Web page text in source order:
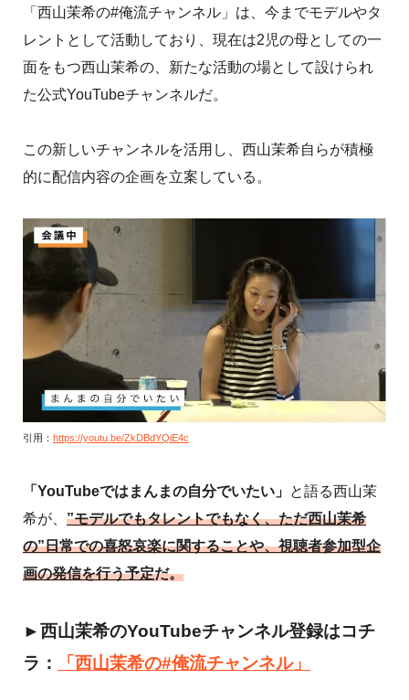
「西山茉希の#俺流チャンネル」は、今までモデルやタ
レントとして活動しており、現在は2児の母としての一
面をもつ西山茉希の、新たな活動の場として設けられ
た公式YouTubeチャンネルだ。
この新しいチャンネルを活用し、西山茉希自らが積極
的に配信内容の企画を立案している。
引用： https://youtu.be/ZkDBdYQiE4c
「YouTubeではまんまの自分でいたい」 と語る西山茉
希が、 ”モデルでもタレントでもなく、ただ西山茉希
の”日常での喜怒哀楽に関することや、視聴者参加型企
画の発信を行う予定だ。
►西山茉希のYouTubeチャンネル登録はコチ
ラ：
「西山茉希の#俺流チャンネル」